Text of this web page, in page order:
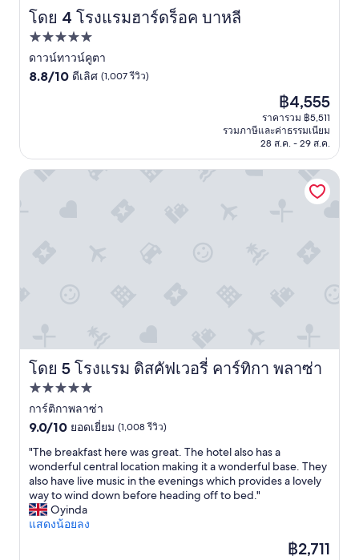
โดย 4 โรงแรมฮาร์ดร็อค บาหลี
โรงแรมฮาร์ดร็อค บาหลี
ที่พัก
5.0
ดาว
ดาวน์ทาวน์คูตา
8.8
รีวิว)
8.8/10 ดีเลิศ (1,007 รีวิว)
ราคา
ปัจจุบัน
คือ
฿4,555
฿4,555
ราคารวม ฿5,511
รวมภาษีและค่าธรรมเนียม
28 ส.ค. - 29 ส.ค.
โดย 5 โรงแรม ดิสคัฟเวอรี่ คาร์ทิกา พลาซ่า
โรงแรม ดิสคัฟเวอรี่ คาร์ทิกา พลาซ่า
ที่พัก
5.0
ดาว
การ์ติกาพลาซ่า
9.0
10,
ยอด
เยี่ยม,
(1,008
รีวิว)
9.0/10 ยอดเยี่ยม (1,008 รีวิว)
"
T
h
e
b
r
"The breakfast here was great. The hotel also has a
wonderful central location making it a wonderful base. They
also have live music in the evenings which provides a lovely
way to wind down before heading off to bed."
Oyinda
แสดงน้อยลง
ราคา
฿2,711
โรงแรม ดิสคัฟเวอรี่ คาร์ทิกา พลาซ่า